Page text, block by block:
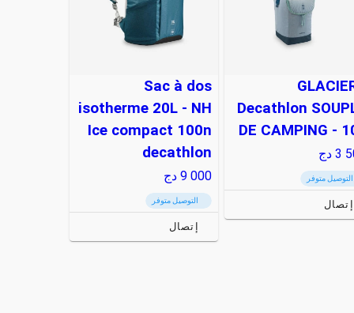
Decathlon
DE CAMPING -
3 دج
التوصيل متوفر
إتصال
Sac à dos
isotherme 20L - NH
Ice compact 100n
decathlon
9 000 دج
التوصيل متوفر
إتصال